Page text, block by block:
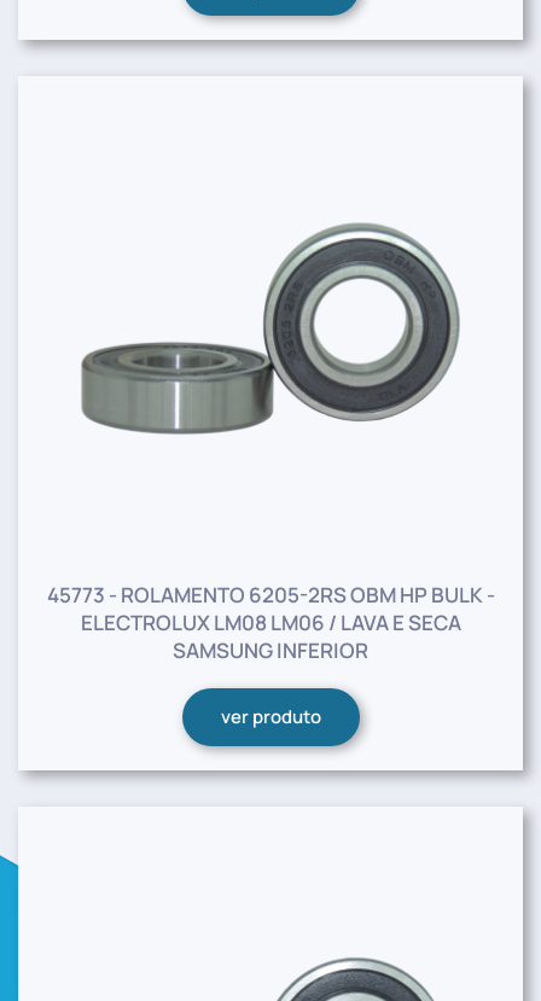
45773 - ROLAMENTO 6205-2RS OBM HP BULK -
ELECTROLUX LM08 LM06 / LAVA E SECA
SAMSUNG INFERIOR
ver produto